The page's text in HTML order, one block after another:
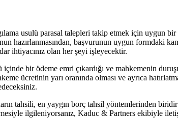
usulü parasal talepleri takip etmek için uygun
hazırlanmasından, başvurunun uygun formdaki
ihtiyacınız olan her şeyi işleyecektir.
bir ödeme emri çıkardığı ve mahkemenin
ücretinin yarı oranında olması ve ayrıca
tahsili, en yaygın borç tahsil yöntemlerinden
ilgileniyorsanız, Kaduc & Partners ekibiyle